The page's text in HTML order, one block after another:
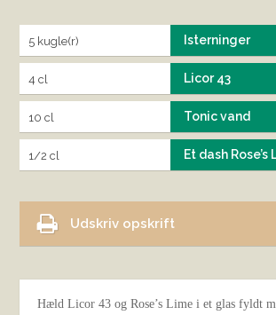
5 kugle(r) Isterninger
4 cl Licor 43
10 cl Tonic vand
1/2 cl Et dash Rose’s
Udskriv opskrift
Hæld Licor 43 og Rose’s Lime i et glas fyldt